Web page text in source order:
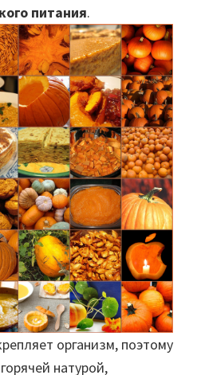
питания.
организм, поэтому
натурой,